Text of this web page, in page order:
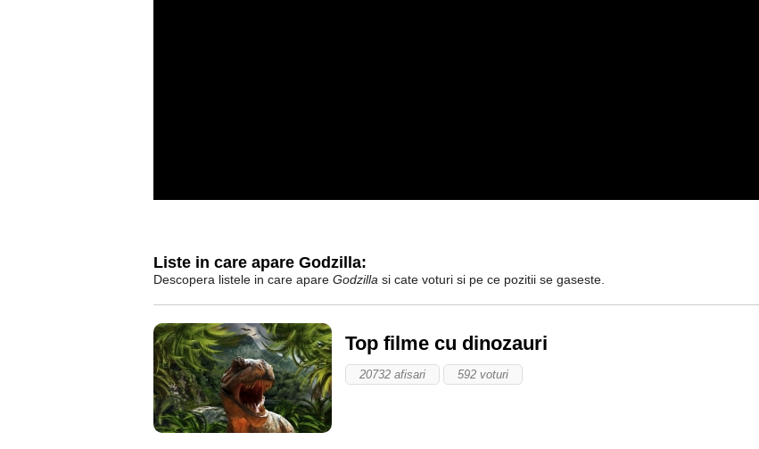
Liste in care apare Godzilla:
Descopera listele in care apare Godzilla si cate voturi si pe ce pozitii se gaseste.
Top filme cu dinozauri
20732 afisari 592 voturi